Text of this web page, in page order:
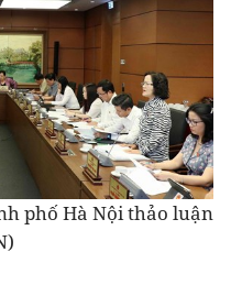
phố Hà Nội thảo luận